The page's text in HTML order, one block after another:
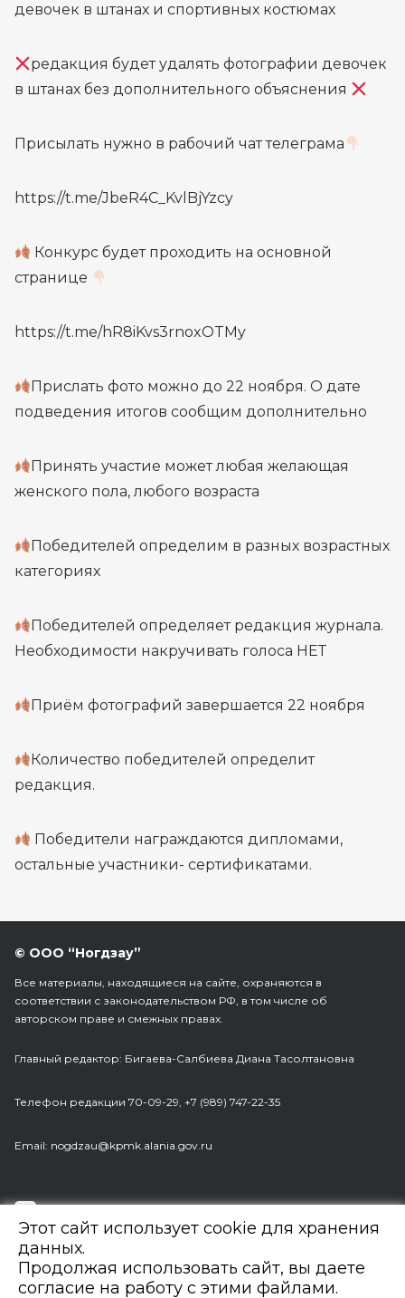
девочек в штанах и спортивных костюмах
редакция будет удалять фотографии девочек
в штанах без дополнительного объяснения
Присылать нужно в рабочий чат телеграма
https://t.me/JbeR4C_KvlBjYzcy
Конкурс будет проходить на основной
странице
https://t.me/hR8iKvs3rnoxOTMy
Прислать фото можно до 22 ноября. О дате
подведения итогов сообщим дополнительно
Принять участие может любая желающая
женского пола, любого возраста
Победителей определим в разных возрастных
категориях
Победителей определяет редакция журнала.
Необходимости накручивать голоса НЕТ
Приём фотографий завершается 22 ноября
Количество победителей определит
редакция.
Победители награждаются дипломами,
остальные участники- сертификатами.
© ООО “Ногдзау”
Все материалы, находящиеся на сайте, охраняются в
соответствии с законодательством РФ, в том числе об
авторском праве и смежных правах.
Главный редактор: Бигаева-Салбиева Диана Тасолтановна
Телефон редакции 70-09-29, +7 (989) 747-22-35
Еmail: nogdzau@kpmk.alania.gov.ru
По заказу Комитета по делам печати и массовых
коммуникаций РСО-Алания
Этот сайт использует cookie для хранения
данных.
Продолжая использовать сайт, вы даете
согласие на работу с этими файлами.